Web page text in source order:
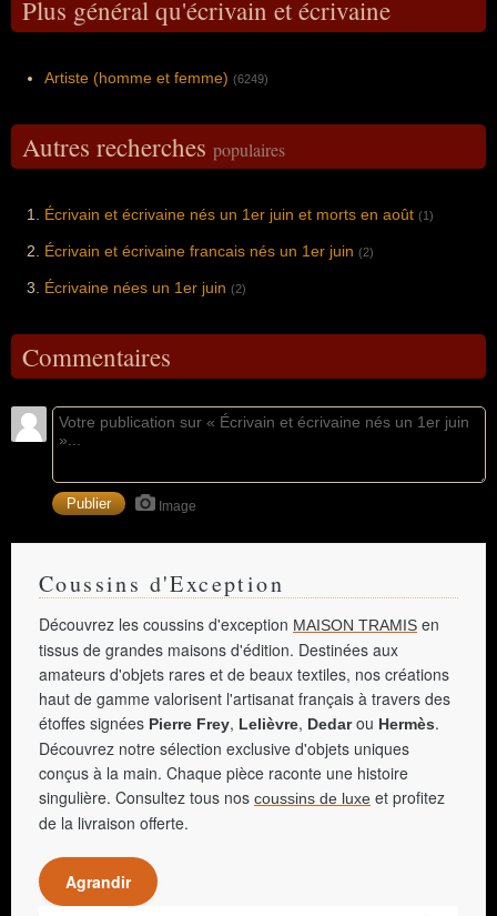
Plus général qu'écrivain et écrivaine
Artiste (homme et femme) (6249)
Autres recherches populaires
Écrivain et écrivaine nés un 1er juin et morts en août (1)
Écrivain et écrivaine francais nés un 1er juin (2)
Écrivaine nées un 1er juin (2)
Commentaires
Image
Coussins d'Exception
Découvrez les coussins d'exception MAISON TRAMIS en
tissus de grandes maisons d'édition. Destinées aux
amateurs d'objets rares et de beaux textiles, nos créations
haut de gamme valorisent l'artisanat français à travers des
étoffes signées Pierre Frey, Lelièvre, Dedarou Hermès.
Découvrez notre sélection exclusive d'objets uniques
conçus à la main. Chaque pièce raconte une histoire
singulière. Consultez tous nos coussins de luxe et profitez
de la livraison offerte.
Agrandir